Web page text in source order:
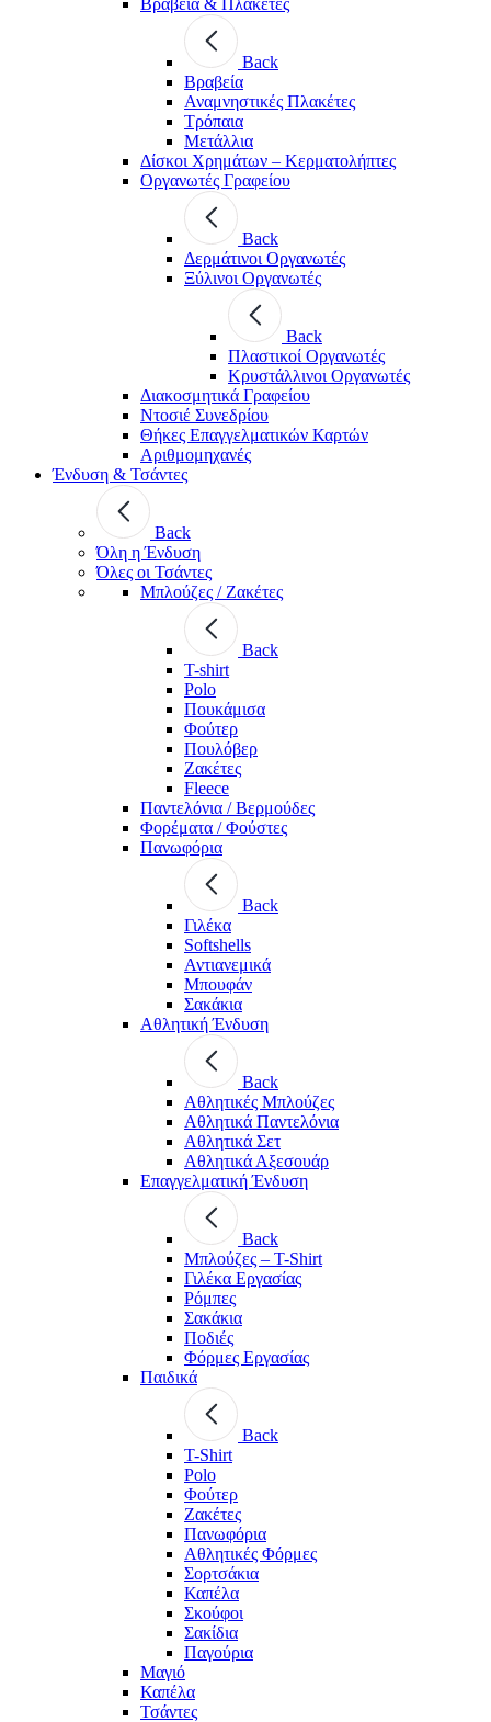
Back
Βραβεία
Αναμνηστικές Πλακέτες
Τρόπαια
Μετάλλια
Δίσκοι Χρημάτων – Κερματολήπτες
Οργανωτές Γραφείου
Back
Δερμάτινοι Οργανωτές
Ξύλινοι Οργανωτές
Back
Πλαστικοί Οργανωτές
Κρυστάλλινοι Οργανωτές
Διακοσμητικά Γραφείου
Ντοσιέ Συνεδρίου
Θήκες Επαγγελματικών Καρτών
Αριθμομηχανές
Ένδυση & Τσάντες
Back
Όλη η Ένδυση
Όλες οι Τσάντες
Μπλούζες / Ζακέτες
Back
T-shirt
Polo
Πουκάμισα
Φούτερ
Πουλόβερ
Ζακέτες
Fleece
Παντελόνια / Βερμούδες
Φορέματα / Φούστες
Πανωφόρια
Back
Γιλέκα
Softshells
Αντιανεμικά
Μπουφάν
Σακάκια
Αθλητική Ένδυση
Back
Aθλητικές Μπλούζες
Αθλητικά Παντελόνια
Αθλητικά Σετ
Αθλητικά Αξεσουάρ
Επαγγελματική Ένδυση
Back
Μπλούζες – T-Shirt
Γιλέκα Εργασίας
Ρόμπες
Σακάκια
Ποδιές
Φόρμες Εργασίας
Παιδικά
Back
T-Shirt
Polo
Φούτερ
Ζακέτες
Πανωφόρια
Αθλητικές Φόρμες
Σορτσάκια
Καπέλα
Σκούφοι
Σακίδια
Παγούρια
Μαγιό
Καπέλα
Τσάντες